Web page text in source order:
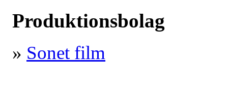
Produktionsbolag
» Sonet film